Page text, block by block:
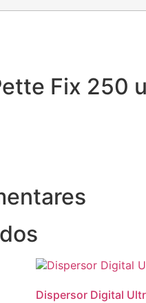
Fix 250
Dispersor Digital